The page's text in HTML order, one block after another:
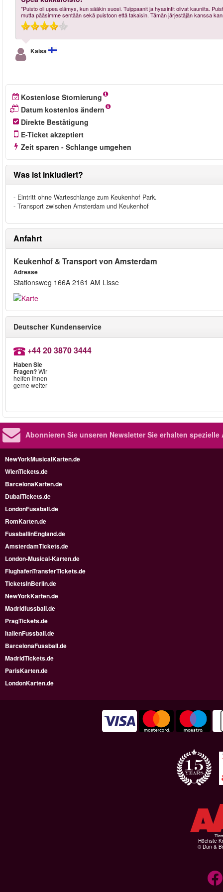
"Puisto oli upea elämys, kun sääkin suosi. Tulppaanit ja hyasintit olivat kauniita.
mutta pääsimme sentään sekä puistoon että takaisin. Tämän järjestäjän kanssa
Kaisa
Kostenlose Stornierung
Datum kostenlos ändern
Direkte Bestätigung
E-Ticket akzeptiert
Zeit sparen - Schlange umgehen
Was ist inkludiert?
- Eintritt ohne Warteschlange zum Keukenhof Park.
- Transport zwischen Amsterdam und Keukenhof
Anfahrt
Keukenhof & Transport von Amsterdam
Adresse
Stationsweg 166A 2161 AM Lisse
Deutscher Kundenservice
+44 20 3870 3444
Haben Sie
Fragen?Wir
helfen Ihnen
gerne weiter
Abonnieren Sie unseren NewsletterSie erhalten spezielle
NewYorkMusicalKarten.de
WienTickets.de
BarcelonaKarten.de
DubaiTickets.de
LondonFussball.de
RomKarten.de
FussballinEngland.de
AmsterdamTickets.de
London-Musical-Karten.de
FlughafenTransferTickets.de
TicketsInBerlin.de
NewYorkKarten.de
Madridfussball.de
PragTickets.de
ItalienFussball.de
BarcelonaFussball.de
MadridTickets.de
ParisKarten.de
LondonKarten.de
Höchste
© Dun &